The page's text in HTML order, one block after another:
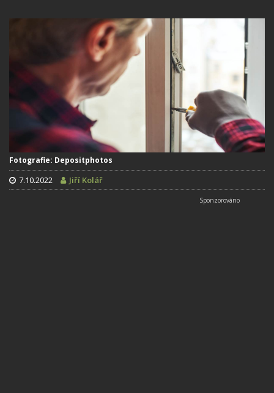
Fotografie: Depositphotos
7.10.2022 Jiří Kolář